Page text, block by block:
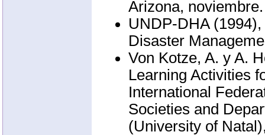
Arizona, noviembre.
UNDP-DHA
Disaster
Von Kotze, A. y A.
Learning Activities
International
Societies and
(University of